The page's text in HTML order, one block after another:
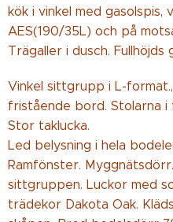
kök i vinkel med gasolspis,
AES(190/35L) och på
Trägaller i dusch. Fullhöjds
Vinkel sittgrupp i L-
fristående bord. Stolarna
Stor taklucka.
Led belysning i hela
Ramfönster.
sittgruppen. Luckor med
trädekor Dakota Oak.